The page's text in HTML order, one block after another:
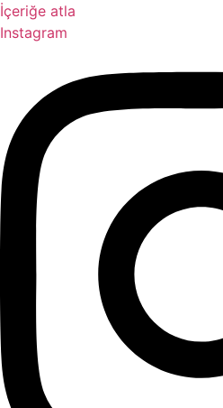
İçeriğe atla
Instagram